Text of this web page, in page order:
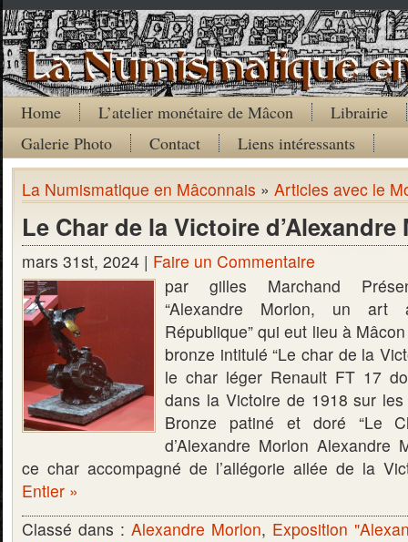
Home L’atelier monétaire de Mâcon
Librairie
Galerie Photo
Contact Liens intéressants
La Numismatique en Mâconnais » Articles avec le
Le Char de la Victoire d’Alexandre
mars 31st, 2024 | Faire un Commentaire
par gilles Marchand
“Alexandre Morlon, un
République” qui eut lieu à
bronze intitulé “Le char de la
le char léger Renault FT 17
dans la Victoire de 1918 sur
Bronze patiné et doré “Le
d’Alexandre Morlon Alexandre
ce char accompagné de l’allégorie ailée de la
Entier »
Classé dans : Alexandre Morlon, Exposition